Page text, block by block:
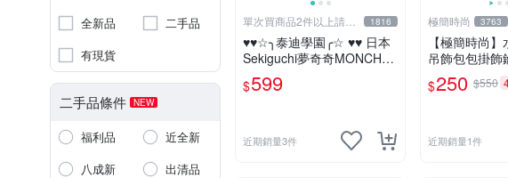
全新品
二手品
有現貨
二手品條件 NEW
福利品
近全新
八成新
出清品
單次買商品2件以上請先
詢問運費
1816
♥♥☆╮泰迪學園╭☆ ♥♥ 日本
Sekiguchi夢奇奇MONCHHI
CHI【mini女孩】吊飾(另售
男孩)
$599
近期銷量3件
極簡時尚 3763
【極簡時尚
吊飾包包掛飾
$250 $550
近期銷量1件